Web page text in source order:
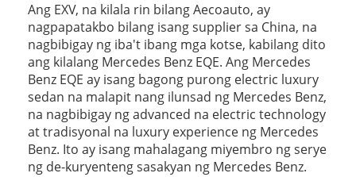
Ang EXV, na kilala rin bilang Aecoauto, ay
nagpapatakbo bilang isang supplier sa China, na
nagbibigay ng iba't ibang mga kotse, kabilang dito
ang kilalang Mercedes Benz EQE. Ang Mercedes
Benz EQE ay isang bagong purong electric luxury
sedan na malapit nang ilunsad ng Mercedes Benz,
na nagbibigay ng advanced na electric technology
at tradisyonal na luxury experience ng Mercedes
Benz. Ito ay isang mahalagang miyembro ng serye
ng de-kuryenteng sasakyan ng Mercedes Benz.